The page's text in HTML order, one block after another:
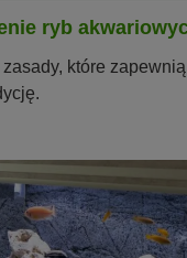
ryb
które